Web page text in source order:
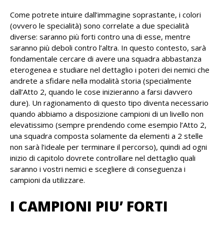
Come potrete intuire dall’immagine soprastante, i colori
(ovvero le specialità) sono correlate a due specialità
diverse: saranno più forti contro una di esse, mentre
saranno più deboli contro l’altra. In questo contesto, sarà
fondamentale cercare di avere una squadra abbastanza
eterogenea e studiare nel dettaglio i poteri dei nemici che
andrete a sfidare nella modalità storia (specialmente
dall’Atto 2, quando le cose inizieranno a farsi davvero
dure). Un ragionamento di questo tipo diventa necessario
quando abbiamo a disposizione campioni di un livello non
elevatissimo (sempre prendendo come esempio l’Atto 2,
una squadra composta solamente da elementi a 2 stelle
non sarà l’ideale per terminare il percorso), quindi ad ogni
inizio di capitolo dovrete controllare nel dettaglio quali
saranno i vostri nemici e scegliere di conseguenza i
campioni da utilizzare.
I CAMPIONI PIU’ FORTI